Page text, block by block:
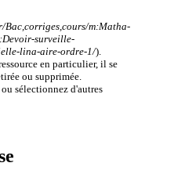
Bac,corriges,cours/m:Matha-
surveille-
lina-aire-ordre-1/).
en particulier, il se
ou supprimée.
sélectionnez d'autres